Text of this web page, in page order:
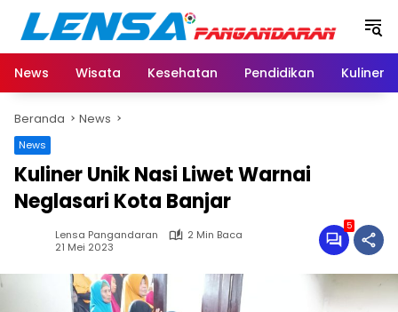
Langsung
konten
News
Wisata Kesehatan Pendidikan Kuliner
Beranda News
News
Kuliner Unik Nasi Liwet Warnai
Neglasari Kota Banjar
Lensa Pangandaran
2 Min Baca
21 Mei 2023
5